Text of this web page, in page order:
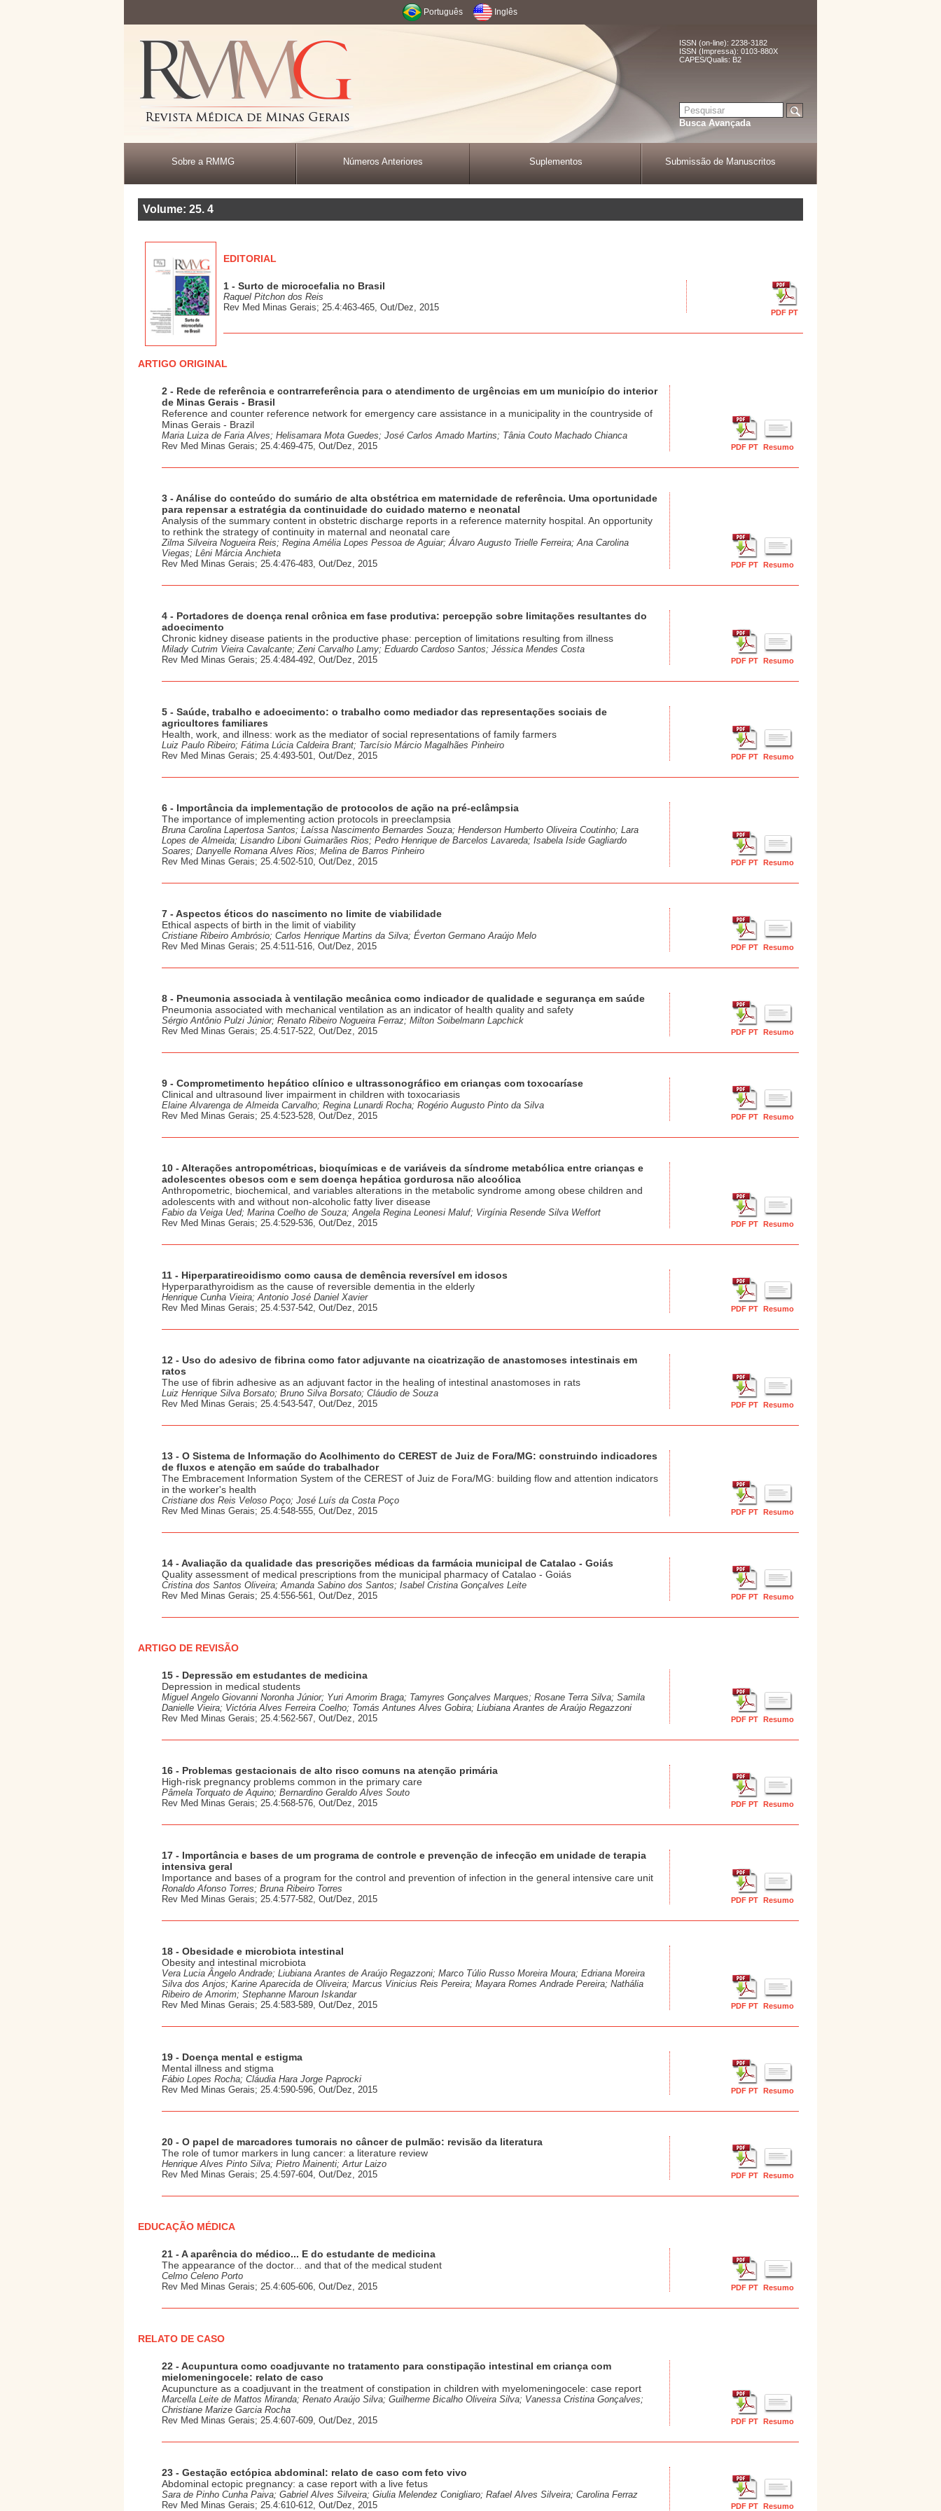
Português Inglês
ISSN (on-line): 2238-3182
ISSN (Impressa): 0103-880X
CAPES/Qualis: B2
Busca Avançada
Sobre a RMMG Números Anteriores Suplementos Submissão de Manuscritos
Volume: 25. 4
EDITORIAL
1 - Surto de microcefalia no Brasil
Raquel Pitchon dos Reis
Rev Med Minas Gerais; 25.4:463-465, Out/Dez, 2015
PDF PT
ARTIGO ORIGINAL
2 - Rede de referência e contrarreferência para o atendimento de urgências em um município do interior
de Minas Gerais - Brasil
Reference and counter reference network for emergency care assistance in a municipality in the countryside of
Minas Gerais - Brazil
Maria Luiza de Faria Alves; Helisamara Mota Guedes; José Carlos Amado Martins; Tânia Couto Machado Chianca
Rev Med Minas Gerais; 25.4:469-475, Out/Dez, 2015
PDF PT Resumo
3 - Análise do conteúdo do sumário de alta obstétrica em maternidade de referência. Uma oportunidade
para repensar a estratégia da continuidade do cuidado materno e neonatal
Analysis of the summary content in obstetric discharge reports in a reference maternity hospital. An opportunity
to rethink the strategy of continuity in maternal and neonatal care
Zilma Silveira Nogueira Reis; Regina Amélia Lopes Pessoa de Aguiar; Álvaro Augusto Trielle Ferreira; Ana Carolina
Viegas; Lêni Márcia Anchieta
Rev Med Minas Gerais; 25.4:476-483, Out/Dez, 2015
PDF PT Resumo
4 - Portadores de doença renal crônica em fase produtiva: percepção sobre limitações resultantes do
adoecimento
Chronic kidney disease patients in the productive phase: perception of limitations resulting from illness
Milady Cutrim Vieira Cavalcante; Zeni Carvalho Lamy; Eduardo Cardoso Santos; Jéssica Mendes Costa
Rev Med Minas Gerais; 25.4:484-492, Out/Dez, 2015
PDF PT Resumo
5 - Saúde, trabalho e adoecimento: o trabalho como mediador das representações sociais de
agricultores familiares
Health, work, and illness: work as the mediator of social representations of family farmers
Luiz Paulo Ribeiro; Fátima Lúcia Caldeira Brant; Tarcísio Márcio Magalhães Pinheiro
Rev Med Minas Gerais; 25.4:493-501, Out/Dez, 2015
PDF PT Resumo
6 - Importância da implementação de protocolos de ação na pré-eclâmpsia
The importance of implementing action protocols in preeclampsia
Bruna Carolina Lapertosa Santos; Laíssa Nascimento Bernardes Souza; Henderson Humberto Oliveira Coutinho; Lara
Lopes de Almeida; Lisandro Liboni Guimarães Rios; Pedro Henrique de Barcelos Lavareda; Isabela Iside Gagliardo
Soares; Danyelle Romana Alves Rios; Melina de Barros Pinheiro
Rev Med Minas Gerais; 25.4:502-510, Out/Dez, 2015
PDF PT Resumo
7 - Aspectos éticos do nascimento no limite de viabilidade
Ethical aspects of birth in the limit of viability
Cristiane Ribeiro Ambrósio; Carlos Henrique Martins da Silva; Éverton Germano Araújo Melo
Rev Med Minas Gerais; 25.4:511-516, Out/Dez, 2015
PDF PT Resumo
8 - Pneumonia associada à ventilação mecânica como indicador de qualidade e segurança em saúde
Pneumonia associated with mechanical ventilation as an indicator of health quality and safety
Sérgio Antônio Pulzi Júnior; Renato Ribeiro Nogueira Ferraz; Milton Soibelmann Lapchick
Rev Med Minas Gerais; 25.4:517-522, Out/Dez, 2015
PDF PT Resumo
9 - Comprometimento hepático clínico e ultrassonográfico em crianças com toxocaríase
Clinical and ultrasound liver impairment in children with toxocariasis
Elaine Alvarenga de Almeida Carvalho; Regina Lunardi Rocha; Rogério Augusto Pinto da Silva
Rev Med Minas Gerais; 25.4:523-528, Out/Dez, 2015
PDF PT Resumo
10 - Alterações antropométricas, bioquímicas e de variáveis da síndrome metabólica entre crianças e
adolescentes obesos com e sem doença hepática gordurosa não alcoólica
Anthropometric, biochemical, and variables alterations in the metabolic syndrome among obese children and
adolescents with and without non-alcoholic fatty liver disease
Fabio da Veiga Ued; Marina Coelho de Souza; Angela Regina Leonesi Maluf; Virgínia Resende Silva Weffort
Rev Med Minas Gerais; 25.4:529-536, Out/Dez, 2015
PDF PT Resumo
11 - Hiperparatireoidismo como causa de demência reversível em idosos
Hyperparathyroidism as the cause of reversible dementia in the elderly
Henrique Cunha Vieira; Antonio José Daniel Xavier
Rev Med Minas Gerais; 25.4:537-542, Out/Dez, 2015
PDF PT Resumo
12 - Uso do adesivo de fibrina como fator adjuvante na cicatrização de anastomoses intestinais em
ratos
The use of fibrin adhesive as an adjuvant factor in the healing of intestinal anastomoses in rats
Luiz Henrique Silva Borsato; Bruno Silva Borsato; Cláudio de Souza
Rev Med Minas Gerais; 25.4:543-547, Out/Dez, 2015
PDF PT Resumo
13 - O Sistema de Informação do Acolhimento do CEREST de Juiz de Fora/MG: construindo indicadores
de fluxos e atenção em saúde do trabalhador
The Embracement Information System of the CEREST of Juiz de Fora/MG: building flow and attention indicators
in the worker's health
Cristiane dos Reis Veloso Poço; José Luís da Costa Poço
Rev Med Minas Gerais; 25.4:548-555, Out/Dez, 2015
PDF PT Resumo
14 - Avaliação da qualidade das prescrições médicas da farmácia municipal de Catalao - Goiás
Quality assessment of medical prescriptions from the municipal pharmacy of Catalao - Goiás
Cristina dos Santos Oliveira; Amanda Sabino dos Santos; Isabel Cristina Gonçalves Leite
Rev Med Minas Gerais; 25.4:556-561, Out/Dez, 2015
PDF PT Resumo
ARTIGO DE REVISÃO
15 - Depressão em estudantes de medicina
Depression in medical students
Miguel Angelo Giovanni Noronha Júnior; Yuri Amorim Braga; Tamyres Gonçalves Marques; Rosane Terra Silva; Samila
Danielle Vieira; Victória Alves Ferreira Coelho; Tomás Antunes Alves Gobira; Liubiana Arantes de Araújo Regazzoni
Rev Med Minas Gerais; 25.4:562-567, Out/Dez, 2015
PDF PT Resumo
16 - Problemas gestacionais de alto risco comuns na atenção primária
High-risk pregnancy problems common in the primary care
Pâmela Torquato de Aquino; Bernardino Geraldo Alves Souto
Rev Med Minas Gerais; 25.4:568-576, Out/Dez, 2015
PDF PT Resumo
17 - Importância e bases de um programa de controle e prevenção de infecção em unidade de terapia
intensiva geral
Importance and bases of a program for the control and prevention of infection in the general intensive care unit
Ronaldo Afonso Torres; Bruna Ribeiro Torres
Rev Med Minas Gerais; 25.4:577-582, Out/Dez, 2015
PDF PT Resumo
18 - Obesidade e microbiota intestinal
Obesity and intestinal microbiota
Vera Lucia Ângelo Andrade; Liubiana Arantes de Araújo Regazzoni; Marco Túlio Russo Moreira Moura; Edriana Moreira
Silva dos Anjos; Karine Aparecida de Oliveira; Marcus Vinicius Reis Pereira; Mayara Romes Andrade Pereira; Nathália
Ribeiro de Amorim; Stephanne Maroun Iskandar
Rev Med Minas Gerais; 25.4:583-589, Out/Dez, 2015
PDF PT Resumo
19 - Doença mental e estigma
Mental illness and stigma
Fábio Lopes Rocha; Cláudia Hara Jorge Paprocki
Rev Med Minas Gerais; 25.4:590-596, Out/Dez, 2015
PDF PT Resumo
20 - O papel de marcadores tumorais no câncer de pulmão: revisão da literatura
The role of tumor markers in lung cancer: a literature review
Henrique Alves Pinto Silva; Pietro Mainenti; Artur Laizo
Rev Med Minas Gerais; 25.4:597-604, Out/Dez, 2015
PDF PT Resumo
EDUCAÇÃO MÉDICA
21 - A aparência do médico... E do estudante de medicina
The appearance of the doctor... and that of the medical student
Celmo Celeno Porto
Rev Med Minas Gerais; 25.4:605-606, Out/Dez, 2015
PDF PT Resumo
RELATO DE CASO
22 - Acupuntura como coadjuvante no tratamento para constipação intestinal em criança com
mielomeningocele: relato de caso
Acupuncture as a coadjuvant in the treatment of constipation in children with myelomeningocele: case report
Marcella Leite de Mattos Miranda; Renato Araújo Silva; Guilherme Bicalho Oliveira Silva; Vanessa Cristina Gonçalves;
Christiane Marize Garcia Rocha
Rev Med Minas Gerais; 25.4:607-609, Out/Dez, 2015
PDF PT Resumo
23 - Gestação ectópica abdominal: relato de caso com feto vivo
Abdominal ectopic pregnancy: a case report with a live fetus
Sara de Pinho Cunha Paiva; Gabriel Alves Silveira; Giulia Melendez Conigliaro; Rafael Alves Silveira; Carolina Ferraz
Rev Med Minas Gerais; 25.4:610-612, Out/Dez, 2015
PDF PT Resumo